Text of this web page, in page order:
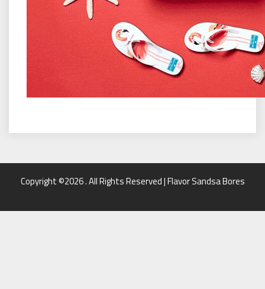
Copyright ©2026 . All Rights Reserved | Flavor Sandsa Bores